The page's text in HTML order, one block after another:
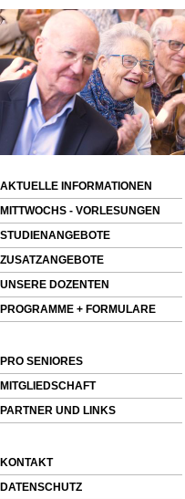
AKTUELLE INFORMATIONEN
MITTWOCHS - VORLESUNGEN
STUDIENANGEBOTE
ZUSATZANGEBOTE
UNSERE DOZENTEN
PROGRAMME + FORMULARE
PRO SENIORES
MITGLIEDSCHAFT
PARTNER UND LINKS
KONTAKT
DATENSCHUTZ